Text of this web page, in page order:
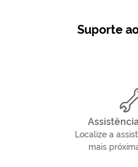
Suporte
Localize a
mais